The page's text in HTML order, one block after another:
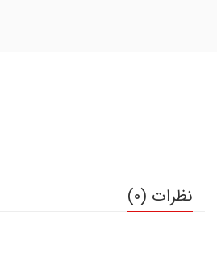
نظرات (0)